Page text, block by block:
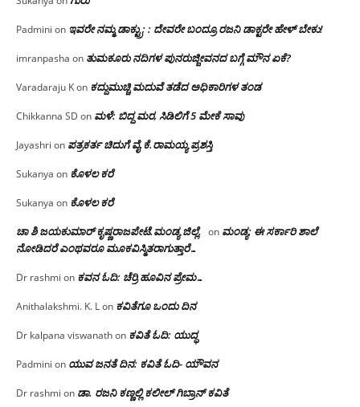
Padmini on ಇವರೇ ನಮ್ಮ ಡಾಕ್ಟ್ರು; : ದೇವರೇ ಬಂದ್ರೂ ರಜನಿ ಡಾಕ್ಟರೇ ಹೇಳ್ ಬೇಕು!
imranpasha on ತುಮಕೂರು ನದಿಗಳ ಪುನರುಜ್ಜೀವನದ ಬಗ್ಗೆ ಮೌನ ಏಕೆ?
Varadaraju Kon ಕದ್ದುಮುಚ್ಚಿ ಮದುವೆ ತಡೆದ ಅಧಿಕಾರಿಗಳ ತಂಡ
Chikkanna SD on ಮಳೆ: ಬಿದ್ದ ಮರ, ಸಿಡಿಲಿಗೆ 5 ಮೇಕೆ ಸಾವು
Jayashri on ಪತ್ರಕರ್ತ ಚಿದುಗೆ ವೈ.ಕೆ.ರಾಮಯ್ಯ ಪ್ರಶಸ್ತಿ
Sukanya on ಕೊಳಲ ಕರೆ
Sukanya on ಕೊಳಲ ಕರೆ
ಚಾ ಶಿ ಜಯಕುಮಾರ್ ಕೃಷ್ಣರಾಜಪೇಟೆ.ಮಂಡ್ಯ ಜಿಲ್ಲೆ. on ಮಂಡ್ಯ: ಈ ಸರ್ಕಾರಿ ಶಾಲೆ
ನೋಡಿದರೆ ಎಂಥವರೂ ಮೂಕವಿಸ್ಮಿತರಾಗುತ್ತಾರೆ…
Dr rashmi on ಕವನ ಓದಿ: ಚೆರ್ರಿ ಹೂವಿನ ಪ್ರೇಮ…
Anithalakshmi. K. Lon ಕವಿತೆಗೂ ಒಂದು ದಿನ
Dr kalpana viswanathon ಕವಿತೆ ಓದಿ: ಯುದ್ಧ
Padmini on ಯುವ ಜನತೆ ದಿನ: ಕವಿತೆ ಓದಿ- ಯೌವನ
Dr rashmi on ಡಾ. ರಜನಿ‌ ಕಣ್ಣಲ್ಲಿ ಕಲೀಲ್ ಗಿಬ್ರಾನ್ ಕವಿತೆ